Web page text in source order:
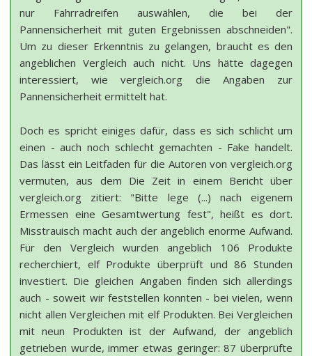
nur Fahrradreifen auswählen, die bei der
Pannensicherheit mit guten Ergebnissen abschneiden".
Um zu dieser Erkenntnis zu gelangen, braucht es den
angeblichen Vergleich auch nicht. Uns hätte dagegen
interessiert, wie vergleich.org die Angaben zur
Pannensicherheit ermittelt hat.
Doch es spricht einiges dafür, dass es sich schlicht um
einen - auch noch schlecht gemachten - Fake handelt.
Das lässt ein Leitfaden für die Autoren von vergleich.org
vermuten, aus dem Die Zeit in einem Bericht über
vergleich.org zitiert: "Bitte lege (...) nach eigenem
Ermessen eine Gesamtwertung fest", heißt es dort.
Misstrauisch macht auch der angeblich enorme Aufwand.
Für den Vergleich wurden angeblich 106 Produkte
recherchiert, elf Produkte überprüft und 86 Stunden
investiert. Die gleichen Angaben finden sich allerdings
auch - soweit wir feststellen konnten - bei vielen, wenn
nicht allen Vergleichen mit elf Produkten. Bei Vergleichen
mit neun Produkten ist der Aufwand, der angeblich
getrieben wurde, immer etwas geringer: 87 überprüfte